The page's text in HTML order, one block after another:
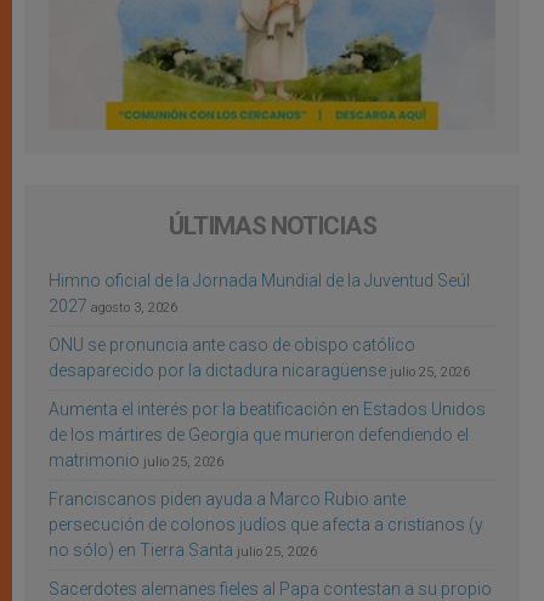
ÚLTIMAS NOTICIAS
Himno oficial de la Jornada Mundial de la Juventud Seúl
2027 agosto 3, 2026
ONU se pronuncia ante caso de obispo católico
desaparecido por la dictadura nicaragüense julio 25, 2026
Aumenta el interés por la beatificación en Estados Unidos
de los mártires de Georgia que murieron defendiendo el
matrimonio julio 25, 2026
Franciscanos piden ayuda a Marco Rubio ante
persecución de colonos judíos que afecta a cristianos (y
no sólo) en Tierra Santa julio 25, 2026
Sacerdotes alemanes fieles al Papa contestan a su propio